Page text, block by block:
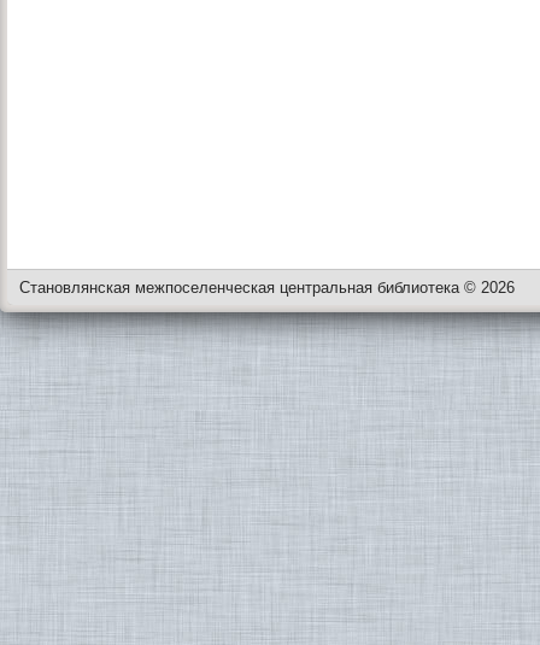
Становлянская межпоселенческая центральная библиотека © 2026